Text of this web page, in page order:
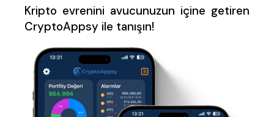
Kripto evrenini avucunuzun içine getiren
CryptoAppsy ile tanışın!